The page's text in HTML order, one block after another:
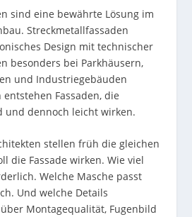
sind eine bewährte Lösung im
Streckmetallfassaden
Design mit technischer
besonders bei Parkhäusern,
und Industriegebäuden
Fassaden, die
und dennoch leicht wirken.
stellen früh die gleichen
die Fassade wirken. Wie viel
Welche Masche passt
Und welche Details
Montagequalität, Fugenbild